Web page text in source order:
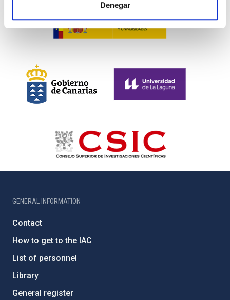
Denegar
GENERAL INFORMATION
Contact
How to get to the IAC
List of personnel
Library
General register